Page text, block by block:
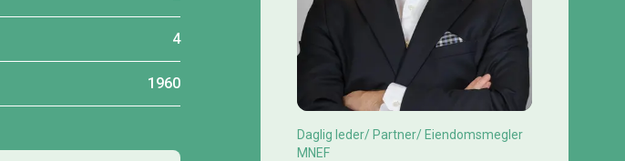
4
1960
Daglig leder/ Partner/ Eiendomsmegler
MNEF